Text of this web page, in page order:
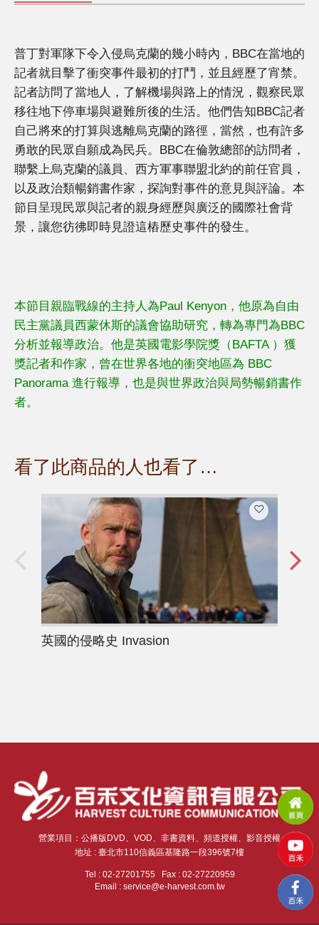
普丁對軍隊下令入侵烏克蘭的幾小時內，BBC在當地的
記者就目擊了衝突事件最初的打鬥，並且經歷了宵禁。
記者訪問了當地人，了解機場與路上的情況，觀察民眾
移往地下停車場與避難所後的生活。他們告知BBC記者
自己將來的打算與逃離烏克蘭的路徑，當然，也有許多
勇敢的民眾自願成為民兵。BBC在倫敦總部的訪問者，
聯繫上烏克蘭的議員、西方軍事聯盟北約的前任官員，
以及政治類暢銷書作家，探詢對事件的意見與評論。本
節目呈現民眾與記者的親身經歷與廣泛的國際社會背
景，讓您彷彿即時見證這樁歷史事件的發生。
本節目親臨戰線的主持人為Paul Kenyon，他原為自由
民主黨議員西蒙休斯的議會協助研究，轉為專門為BBC
分析並報導政治。他是英國電影學院獎（BAFTA ）獲
獎記者和作家，曾在世界各地的衝突地區為 BBC
Panorama 進行報導，也是與世界政治與局勢暢銷書作
者。
看了此商品的人也看了…
英國的侵略史 Invasion
營業項目：公播版DVD、VOD、非書資料、頻道授權、影音授權
地址 : 臺北市110信義區基隆路一段396號7樓
Tel : 02-27201755 Fax : 02-27220959
Email : service@e-harvest.com.tw